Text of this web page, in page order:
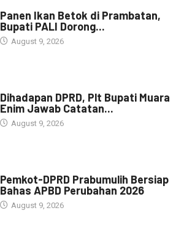
Panen Ikan Betok di Prambatan,
Bupati PALI Dorong...
August 9, 2026
Dihadapan DPRD, Plt Bupati Muara
Enim Jawab Catatan...
August 9, 2026
Pemkot-DPRD Prabumulih Bersiap
Bahas APBD Perubahan 2026
August 9, 2026